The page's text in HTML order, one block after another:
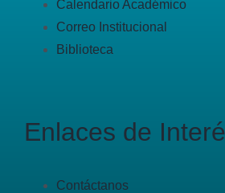
Calendario Académico
Correo Institucional
Biblioteca
Enlaces de
Contáctanos